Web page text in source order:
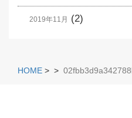
2019年11月 (2)
HOME > >